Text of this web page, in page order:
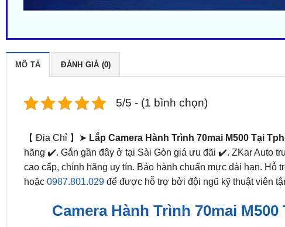
MÔ TẢ ĐÁNH GIÁ (0)
5/5 - (1 bình chọn)
【 Địa Chỉ 】➤ Lắp Camera Hành Trình 70mai M500 Tại
hãng ✔️. Gắn gần đây ở tại Sài Gòn giá ưu đãi ✔️. ZKar Auto
cao cấp, chính hãng uy tín. Bảo hành chuẩn mực dài hạn. Hỗ
hoặc 0987.801.029để được hỗ trợ bởi đội ngũ kỹ thuật viên
Camera Hành Trình 70mai